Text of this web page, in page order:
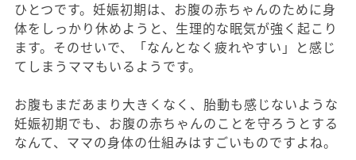
ひとつです。妊娠初期は、お腹の赤ちゃんのために身
体をしっかり休めようと、生理的な眠気が強く起こり
ます。そのせいで、「なんとなく疲れやすい」と感じ
てしまうママもいるようです。
お腹もまだあまり大きくなく、胎動も感じないような
妊娠初期でも、お腹の赤ちゃんのことを守ろうとする
なんて、ママの身体の仕組みはすごいものですよね。